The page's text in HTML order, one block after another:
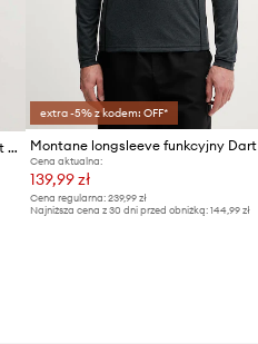
Montane longsleeve funkcyjny Dart Zip
extra -5% z kodem: OFF*
Montane longsleeve funkcyjny Dart
Cena aktualna:
139,99 zł
Cena regularna:239,99 zł
Najniższa cena z 30 dni przed obniżką:144,99 zł